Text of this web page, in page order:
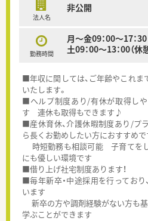
法人名
非公開
勤務時間
月～金09：00～17：
土09：00～13：00（休
■年収に関しては、ご年齢やこれま
いたします。
■ヘルプ制度あり/有休が取得し
す 連休も取得もできます♪
■産休育休、介護休暇制度あり/プ
ら長くお勤めしたい方におすすめで
時短勤務も相談可能 子育てを
にも優しい環境です
■借り上げ社宅制度あります！
■毎年新卒・中途採用を行っており
います
新卒の方や調剤経験がない方も
学ぶことができます